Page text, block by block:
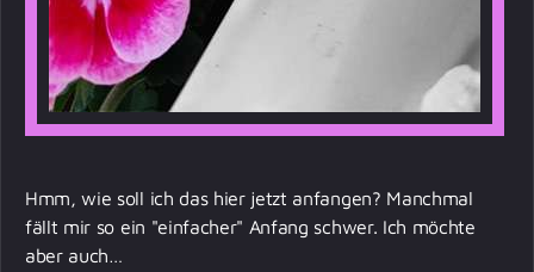
Hmm, wie soll ich das hier jetzt anfangen? Manchmal
fällt mir so ein "einfacher" Anfang schwer. Ich möchte
aber auch…